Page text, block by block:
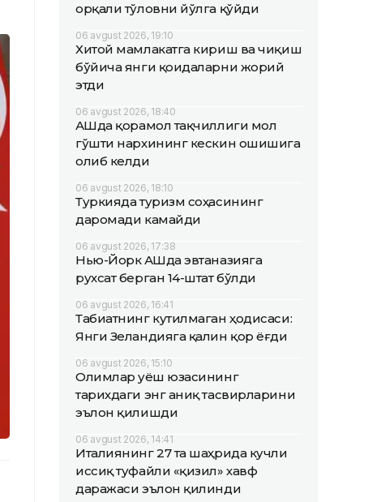
орқали тўловни йўлга қўйди
06 avgust 2026, 19:10
Хитой мамлакатга кириш ва чиқиш
бўйича янги қоидаларни жорий
этди
06 avgust 2026, 18:40
АҚШда қорамол тақчиллиги мол
гўшти нархининг кескин ошишига
олиб келди
06 avgust 2026, 18:10
Туркияда туризм соҳасининг
даромади камайди
06 avgust 2026, 17:38
Нью-Йорк АҚШда эвтаназияга
рухсат берган 14-штат бўлди
06 avgust 2026, 16:41
Табиатнинг кутилмаган ҳодисаси:
Янги Зеландияга қалин қор ёғди
06 avgust 2026, 15:10
Олимлар Қуёш юзасининг
тарихдаги энг аниқ тасвирларини
эълон қилишди
06 avgust 2026, 14:41
Италиянинг 27 та шаҳрида кучли
иссиқ туфайли «қизил» хавф
даражаси эълон қилинди